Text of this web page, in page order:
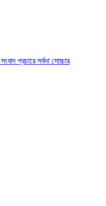
প্রচারে সর্বদা সোচ্চার